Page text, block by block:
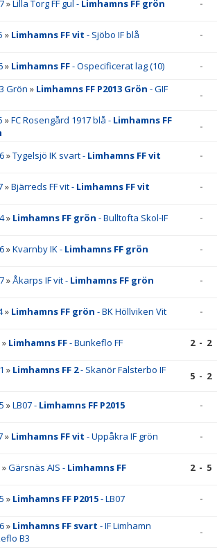
»Lilla Torg FF gul - Limhamns FF grön -
» Limhamns FF vit - Sjöbo IF blå -
» Limhamns FF- Ospecificerat lag (10)
-
Grön » Limhamns FF P2013 Grön - GIF
-
»FC Rosengård 1917 blå - Limhamns FF
-
»Tygelsjö IK svart - Limhamns FF vit -
»Bjärreds FF vit - Limhamns FF vit -
» Limhamns FF grön - Bulltofta Skol-IF -
»Kvarnby IK - Limhamns FF grön -
»Åkarps IF vit - Limhamns FF grön -
» Limhamns FF grön - BK Höllviken Vit -
» Limhamns FF- Bunkeflo FF 2 - 2
» Limhamns FF 2- Skanör Falsterbo IF
5 - 2
»LB07 - Limhamns FF P2015 -
» Limhamns FF vit - Uppåkra IF grön -
»Gärsnäs AIS - Limhamns FF 2 - 5
» Limhamns FF P2015- LB07 -
» Limhamns FF svart - IF Limhamn
B3
-